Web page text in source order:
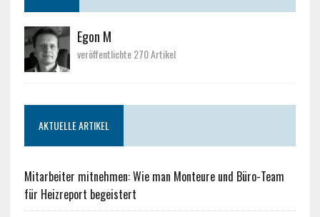
Egon M
veröffentlichte 270 Artikel
AKTUELLE ARTIKEL
Mitarbeiter mitnehmen: Wie man Monteure und Büro-Team
für Heizreport begeistert